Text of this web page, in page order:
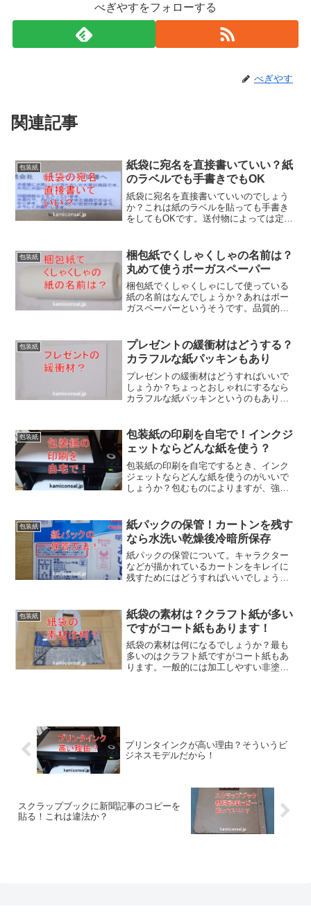
べぎやすをフォローする
べぎやす
関連記事
包装紙
紙袋に宛名を直接書いていい？紙
のラベルでも手書きでもOK
紙袋に宛名を直接書いていいのでしょう
か？これは紙のラベルを貼っても手書き
をしてもOKです。送付物によっては定形
ん。しかし、現実的な問題としては紙袋
の宛名は専用のシールになります。
包装紙
梱包紙でくしゃくしゃの名前は？
丸めて使うボーガスペーパー
梱包紙でくしゃくしゃにして使っている
紙の名前はなんでしょうか？あれはボー
ガスペーパーというそうです。品質的に
紙でくしゃくしゃにして使うのは安くて
軽いから使いやすいためでしょう。
包装紙
プレゼントの緩衝材はどうする？
カラフルな紙パッキンもあり
プレゼントの緩衝材はどうすればいいで
しょうか？ちょっとおしゃれにするなら
カラフルな紙パッキンというのもありだ
るのがいい。プレゼントの緩衝材、上手
く使えば好感度が上がりそうです。
包装紙
包装紙の印刷を自宅で！インクジ
ェットならどんな紙を使う？
包装紙の印刷を自宅でするとき、インク
ジェットならどんな紙を使うのがいいで
しょうか？包むものによりますが、強度
ト紙。包装紙の印刷を自宅でやればオリ
ジナルのものが簡単に出来ますよ！
包装紙
紙パックの保管！カートンを残す
なら水洗い乾燥後冷暗所保存
紙パックの保管について。キャラクター
などが描かれているカートンをキレイに
残すためにはどうすればいいでしょう
するのがよさそうです。紙パックの保管
では印刷の劣化にも注意が必要です。
包装紙
紙袋の素材は？クラフト紙が多い
ですがコート紙もあります！
紙袋の素材は何になるでしょうか？最も
多いのはクラフト紙ですがコート紙もあ
ります。一般的には加工しやすい非塗工
プリンタインクが高い理由？そういうビ
ジネスモデルだから！
スクラップブックに新聞記事のコピーを
貼る！これは違法か？